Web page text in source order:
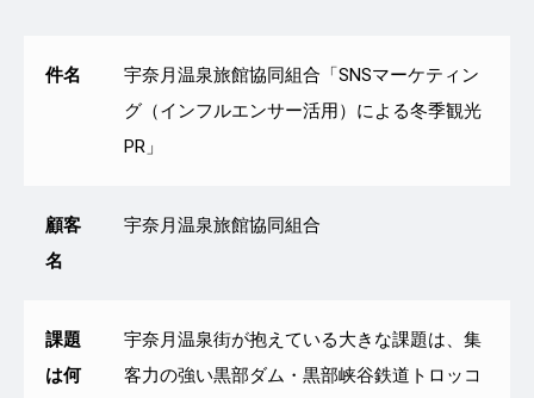
件名
宇奈月温泉旅館協同組合「SNSマーケティン
グ（インフルエンサー活用）による冬季観光
PR」
顧客
名
宇奈月温泉旅館協同組合
課題
は何
宇奈月温泉街が抱えている大きな課題は、集
客力の強い黒部ダム・黒部峡谷鉄道トロッコ